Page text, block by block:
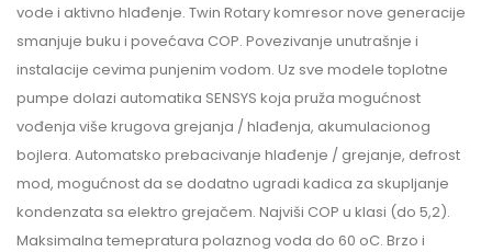
vode i aktivno hlađenje. Twin Rotary komresor nove generacije
smanjuje buku i povećava COP. Povezivanje unutrašnje i
instalacije cevima punjenim vodom. Uz sve modele toplotne
pumpe dolazi automatika SENSYS koja pruža mogućnost
vođenja više krugova grejanja / hlađenja, akumulacionog
bojlera. Automatsko prebacivanje hlađenje / grejanje, defrost
mod, mogućnost da se dodatno ugradi kadica za skupljanje
kondenzata sa elektro grejačem. Najviši COP u klasi (do 5,2).
Maksimalna temepratura polaznog voda do 60 oC. Brzo i